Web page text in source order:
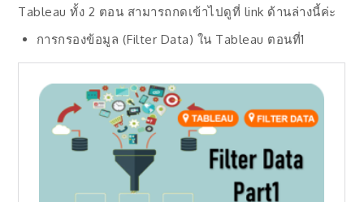
Tableau ทั้ง 2 ตอน สามารถกดเข้าไปดูที่ link ด้านล่างนี้ค่ะ
การกรองข้อมูล (Filter Data) ใน Tableau ตอนที่1